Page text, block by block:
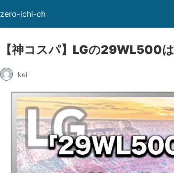
zero-ichi-ch
【神コスパ】LGの29WL500
kei